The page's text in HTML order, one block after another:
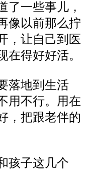
了一些事儿，
像以前那么拧
，让自己到医
在得好好活。
落地到生活
用不行。用在
， 把跟老伴的
孩子这几个